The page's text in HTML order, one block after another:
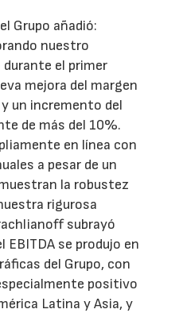
Grupo añadió:
nuestro
el primer
mejora del margen
un incremento del
de más del 10%.
en línea con
a pesar de un
la robustez
rigurosa
subrayó
EBITDA se produjo en
del Grupo, con
positivo
Latina y Asia, y